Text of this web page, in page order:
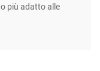
più adatto alle